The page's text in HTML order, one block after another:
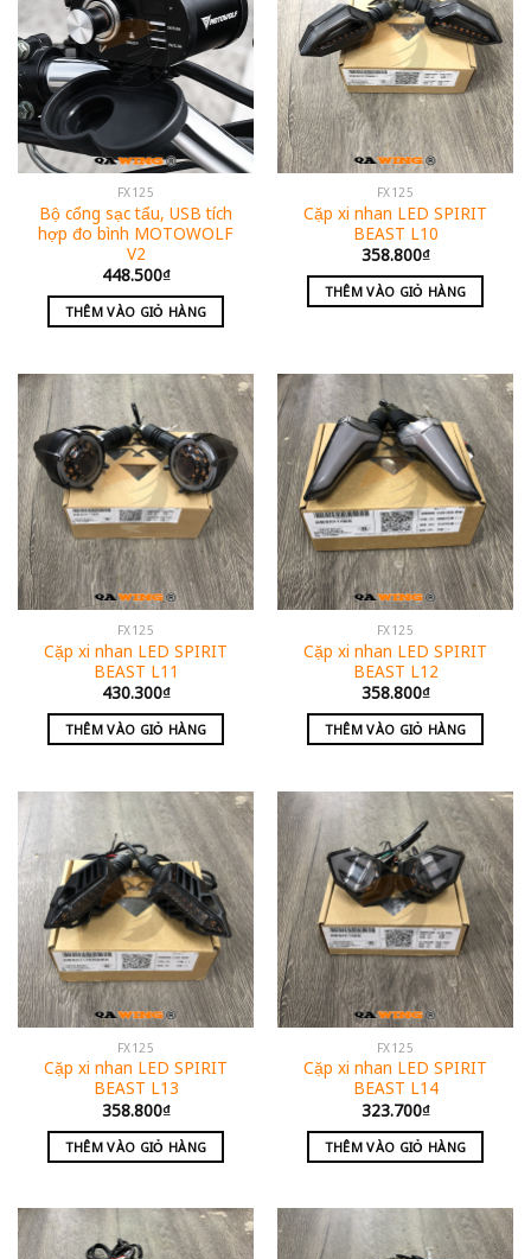
FX125
Bộ cổng sạc tẩu, USB tích
hợp đo bình MOTOWOLF
V2
448.500₫
THÊM VÀO GIỎ HÀNG
FX125
Cặp xi nhan LED SPIRIT
BEAST L10
358.800₫
THÊM VÀO GIỎ HÀNG
FX125
Cặp xi nhan LED SPIRIT
BEAST L11
430.300₫
THÊM VÀO GIỎ HÀNG
FX125
Cặp xi nhan LED SPIRIT
BEAST L12
358.800₫
THÊM VÀO GIỎ HÀNG
FX125
Cặp xi nhan LED SPIRIT
BEAST L13
358.800₫
THÊM VÀO GIỎ HÀNG
FX125
Cặp xi nhan LED SPIRIT
BEAST L14
323.700₫
THÊM VÀO GIỎ HÀNG